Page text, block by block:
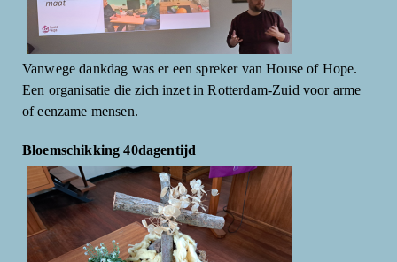
Vanwege dankdag was er een spreker van House of Hope.
Een organisatie die zich inzet in Rotterdam-Zuid voor arme
of eenzame mensen.
Bloemschikking 40dagentijd